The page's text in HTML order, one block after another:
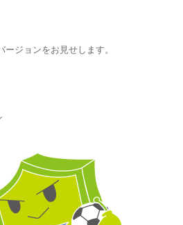
ジョンをお見せします。